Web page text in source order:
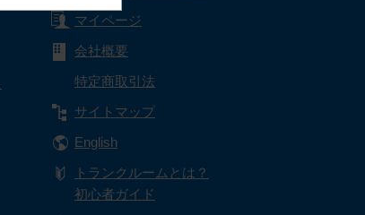
マイページ
会社概要
特定商取引法
サイトマップ
English
トランクルームとは？
初心者ガイド